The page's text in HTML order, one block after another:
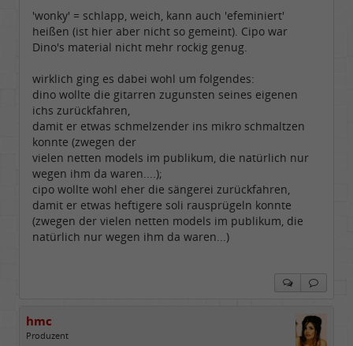
'wonky' = schlapp, weich, kann auch 'efeminiert'
heißen (ist hier aber nicht so gemeint). Cipo war
Dino's material nicht mehr rockig genug.
wirklich ging es dabei wohl um folgendes:
dino wollte die gitarren zugunsten seines eigenen
ichs zurückfahren,
damit er etwas schmelzender ins mikro schmaltzen
konnte (zwegen der
vielen netten models im publikum, die natürlich nur
wegen ihm da waren....);
cipo wollte wohl eher die sängerei zurückfahren,
damit er etwas heftigere soli rausprügeln konnte
(zwegen der vielen netten models im publikum, die
natürlich nur wegen ihm da waren...)
hmc
Produzent